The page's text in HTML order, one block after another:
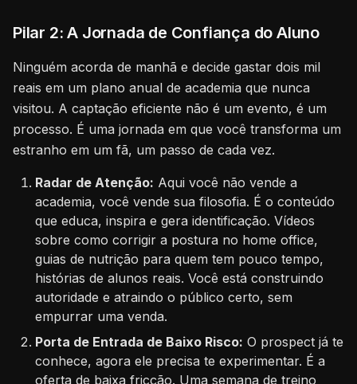
Pilar 2: A Jornada de Confiança do Aluno
Ninguém acorda de manhã e decide gastar dois mil
reais em um plano anual de academia que nunca
visitou. A captação eficiente não é um evento, é um
processo. É uma jornada em que você transforma um
estranho em um fã, um passo de cada vez.
Radar de Atenção: Aqui você não vende a
academia, você vende sua filosofia. É o conteúdo
que educa, inspira e gera identificação. Vídeos
sobre como corrigir a postura no home office,
guias de nutrição para quem tem pouco tempo,
histórias de alunos reais. Você está construindo
autoridade e atraindo o público certo, sem
empurrar uma venda.
Porta de Entrada de Baixo Risco: O prospect já te
conhece, agora ele precisa te experimentar. É a
oferta de baixa fricção. Uma semana de treino